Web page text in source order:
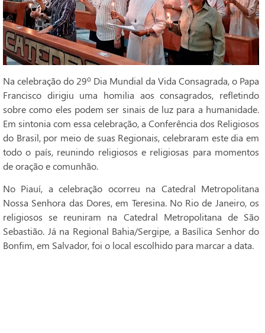
Na celebração do 29º Dia Mundial da Vida Consagrada, o Papa
Francisco dirigiu uma homilia aos consagrados, refletindo
sobre como eles podem ser sinais de luz para a humanidade.
Em sintonia com essa celebração, a Conferência dos Religiosos
do Brasil, por meio de suas Regionais, celebraram este dia em
todo o país, reunindo religiosos e religiosas para momentos
de oração e comunhão.
No Piauí, a celebração ocorreu na Catedral Metropolitana
Nossa Senhora das Dores, em Teresina. No Rio de Janeiro, os
religiosos se reuniram na Catedral Metropolitana de São
Sebastião. Já na Regional Bahia/Sergipe, a Basílica Senhor do
Bonfim, em Salvador, foi o local escolhido para marcar a data.